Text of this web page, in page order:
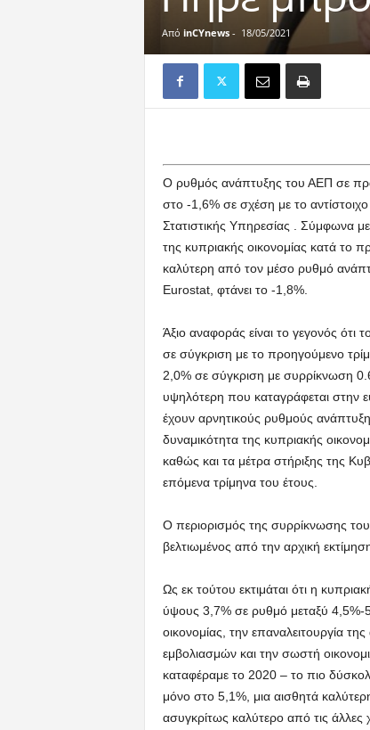
Από inCYnews- 18/05/2021
Ο ρυθμός ανάπτυξης του ΑΕΠ σε
στο -1,6% σε σχέση με το
Στατιστικής Υπηρεσίας . Σύμφωνα
της κυπριακής οικονομίας κατά το
καλύτερη από τον μέσο ρυθμό
Eurostat, φτάνει το -1,8%.
Άξιο αναφοράς είναι το γεγονός
σε σύγκριση με το προηγούμενο
2,0% σε σύγκριση με συρρίκνωση
υψηλότερη που καταγράφεται στην
έχουν αρνητικούς ρυθμούς
δυναμικότητα της κυπριακής
καθώς και τα μέτρα στήριξης της
επόμενα τρίμηνα του έτους.
Ο περιορισμός της συρρίκνωσης
βελτιωμένος από την αρχική
Ως εκ τούτου εκτιμάται ότι η
ύψους 3,7% σε ρυθμό μεταξύ 4,5%-
οικονομίας, την επαναλειτουργία
εμβολιασμών και την σωστή
καταφέραμε το 2020 – το πιο
μόνο στο 5,1%, μια αισθητά
ασυγκρίτως καλύτερο από τις άλλες